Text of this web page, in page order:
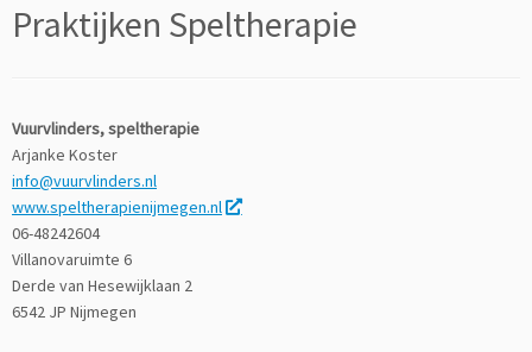
Praktijken Speltherapie
Vuurvlinders, speltherapie
Arjanke Koster
info@vuurvlinders.nl
www.speltherapienijmegen.nl
06-48242604
Villanovaruimte 6
Derde van Hesewijklaan 2
6542 JP Nijmegen